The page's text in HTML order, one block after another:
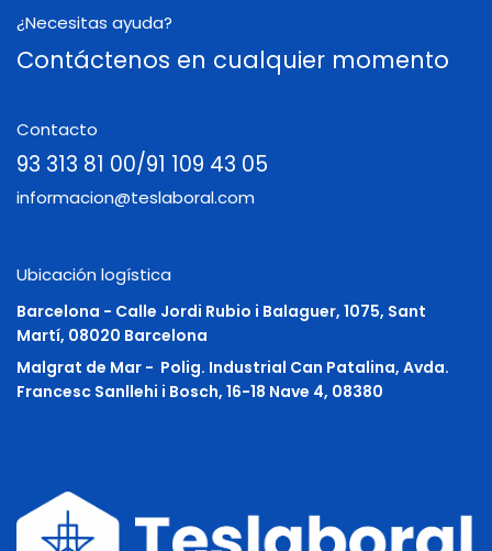
¿Necesitas ayuda?
Contáctenos en cualquier momento
Contacto
93 313 81 00/91 109 43 05
informacion@teslaboral.com
Ubicación logística
Barcelona - Calle Jordi Rubio i Balaguer, 1075, Sant
Martí, 08020 Barcelona
Malgrat de Mar - Polig. Industrial Can Patalina, Avda.
Francesc Sanllehi i Bosch, 16-18 Nave 4, 08380